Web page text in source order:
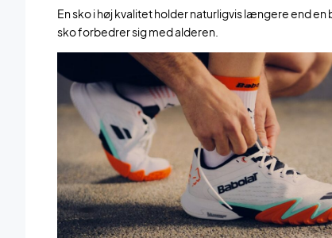
En sko i høj kvalitet holder naturligvis længere end
sko forbedrer sig med alderen.